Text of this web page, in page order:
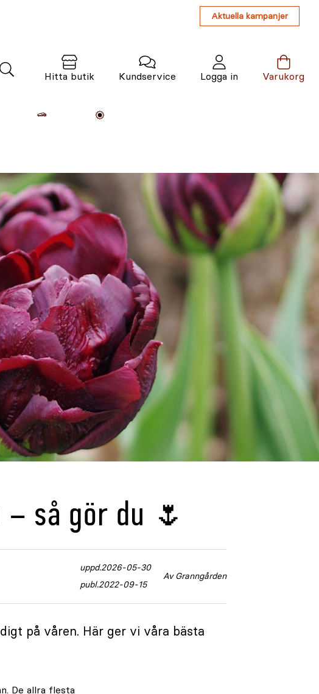
Aktuella kampanjer
Hitta butik Kundservice Logga in Varukorg
så gör du 🌷
publ.2022-09-15
uppd.2026-05-30
Av Granngården
på våren. Här ger vi våra bästa
De allra flesta